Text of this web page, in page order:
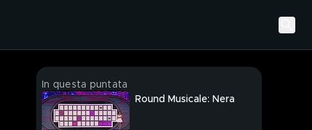
In questa puntata
Round Musicale: Nera